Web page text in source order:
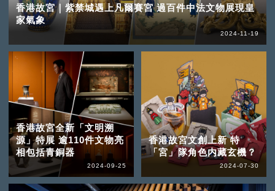
香港故宮｜紫禁城遇上凡爾賽宮 過百件中法文物展現皇
家氣象
2024-11-19
香港故宮全新「文明溯
源」特展 逾110件文物亮
相包括青銅器
2024-09-25
香港故宮文創上新 特
「宮」隊角色内藏玄機？
2024-07-30